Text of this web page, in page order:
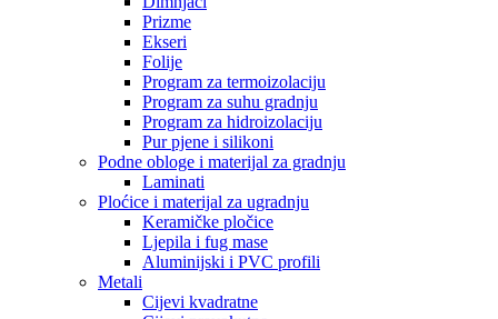
Prizme
Ekseri
Folije
Program za termoizolaciju
Program za suhu gradnju
Program za hidroizolaciju
Pur pjene i silikoni
Podne obloge i materijal za gradnju
Laminati
Ploćice i materijal za ugradnju
Keramičke pločice
Ljepila i fug mase
Aluminijski i PVC profili
Metali
Cijevi kvadratne